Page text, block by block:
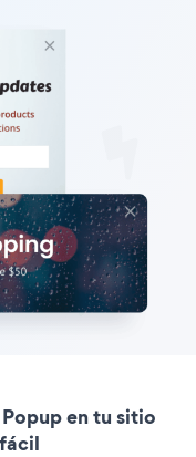
en tu sitio